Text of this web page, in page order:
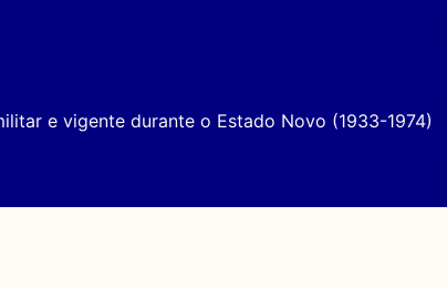
e vigente durante o Estado Novo (1933-1974)